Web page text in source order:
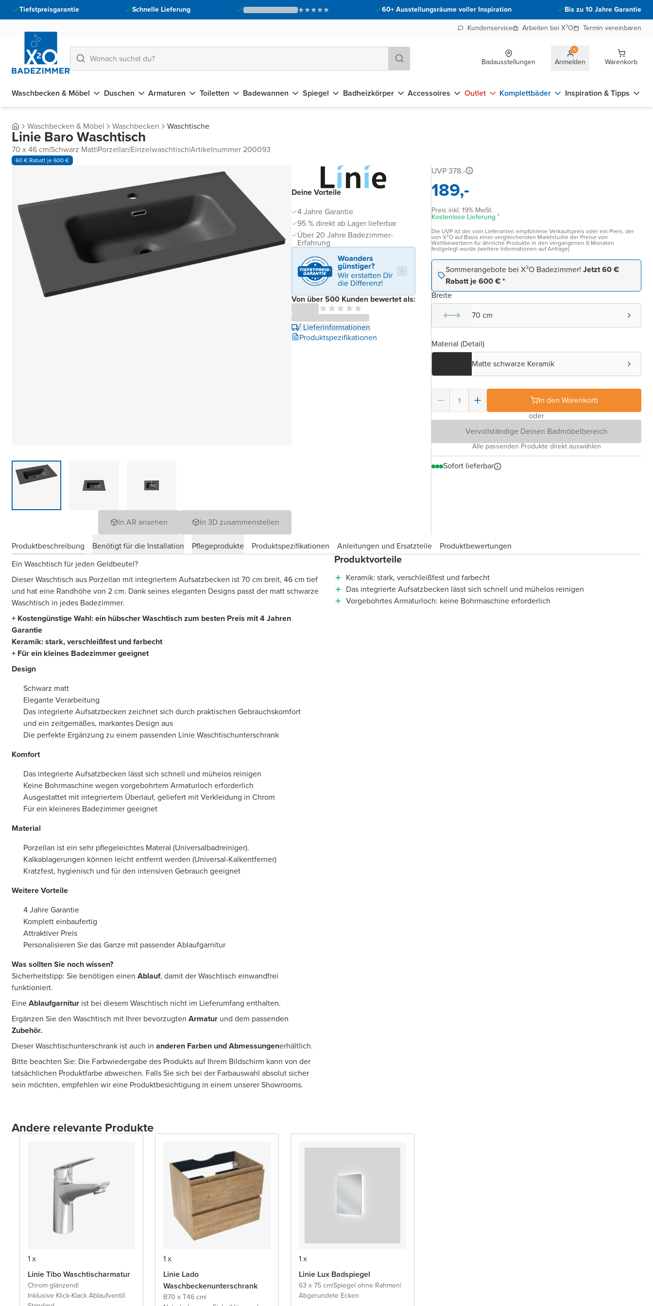
Tiefstpreisgarantie Schnelle Lieferung 60+ Ausstellungsräume voller Inspiration
Bis zu 10 Jahre Garantie
Kundenservice
Arbeiten bei X²O Termin vereinbaren
Badausstellungen Anmelden Warenkorb
Waschbecken & Möbel Duschen Armaturen Toiletten Badewannen Spiegel Badheizkörper Accessoires Outlet Komplettbäder Inspiration & Tipps
Waschbecken & Möbel Waschbecken Waschtische
Linie Baro Waschtisch
70 x 46 cm|Schwarz Matt|Porzellan|Einzelwaschtisch|Artikelnummer 200093
60 € Rabatt je 600 €
In AR ansehen In 3D zusammenstellen
Deine Vorteile
4 Jahre Garantie
95 % direkt ab Lager lieferbar
Über 20 Jahre Badezimmer-
Erfahrung
Von über 500 Kunden bewertet als:
¹ Lieferinformationen
Produktspezifikationen
UVP 378,-
189,-
Preis inkl. 19% MwSt.
Kostenlose Lieferung ¹
Die UVP ist der vom Lieferanten empfohlene Verkaufspreis oder ein Preis, der
von X²O auf Basis einer vergleichenden Marktstudie der Preise von
Wettbewerbern für ähnliche Produkte in den vergangenen 6 Monaten
festgelegt wurde (weitere Informationen auf Anfrage)
Sommerangebote bei X²O Badezimmer! Jetzt 60 €
Rabatt je 600 € *
Breite
70 cm
Material (Detail)
Matte schwarze Keramik
In den Warenkorb
oder
Vervollständige Deinen Badmöbelbereich
Alle passenden Produkte direkt auswählen
Sofort lieferbar
Produktbeschreibung Benötigt für die Installation Pflegeprodukte Produktspezifikationen Anleitungen und Ersatzteile
Produktbewertungen
Ein Waschtisch für jeden Geldbeutel?
Dieser Waschtisch aus Porzellan mit integriertem Aufsatzbecken ist 70 cm breit, 46 cm tief
und hat eine Randhöhe von 2 cm. Dank seines eleganten Designs passt der matt schwarze
Waschtisch in jedes Badezimmer.
+ Kostengünstige Wahl: ein hübscher Waschtisch zum besten Preis mit 4 Jahren
Garantie
Keramik: stark, verschleißfest und farbecht
+ Für ein kleines Badezimmer geeignet
Design
Schwarz matt
Elegante Verarbeitung
Das integrierte Aufsatzbecken zeichnet sich durch praktischen Gebrauchskomfort
und ein zeitgemäßes, markantes Design aus
Die perfekte Ergänzung zu einem passenden Linie Waschtischunterschrank
Komfort
Das integrierte Aufsatzbecken lässt sich schnell und mühelos reinigen
Keine Bohrmaschine wegen vorgebohrtem Armaturloch erforderlich
Ausgestattet mit integriertem Überlauf, geliefert mit Verkleidung in Chrom
Für ein kleineres Badezimmer geeignet
Material
Porzellan ist ein sehr pflegeleichtes Materal (Universalbadreiniger).
Kalkablagerungen können leicht entfernt werden (Universal-Kalkentferner)
Kratzfest, hygienisch und für den intensiven Gebrauch geeignet
Weitere Vorteile
4 Jahre Garantie
Komplett einbaufertig
Attraktiver Preis
Personalisieren Sie das Ganze mit passender Ablaufgarnitur
Was sollten Sie noch wissen?
Sicherheitstipp: Sie benötigen einen Ablauf, damit der Waschtisch einwandfrei
funktioniert.
EineAblaufgarnitur ist bei diesem Waschtisch nicht im Lieferumfang enthalten.
Ergänzen Sie den Waschtisch mit Ihrer bevorzugten Armatur und dem passenden
Zubehör.
Dieser Waschtischunterschrank ist auch in anderen Farben und Abmessungenerhältlich.
Bitte beachten Sie: Die Farbwiedergabe des Produkts auf Ihrem Bildschirm kann von der
tatsächlichen Produktfarbe abweichen. Falls Sie sich bei der Farbauswahl absolut sicher
sein möchten, empfehlen wir eine Produktbesichtigung in einem unserer Showrooms.
Produktvorteile
Keramik: stark, verschleißfest und farbecht
Das integrierte Aufsatzbecken lässt sich schnell und mühelos reinigen
Vorgebohrtes Armaturloch: keine Bohrmaschine erforderlich
Andere relevante Produkte
1 x
Linie Tibo Waschtischarmatur
Chrom glänzend|
Inklusive Klick-Klack Ablaufventil|
1 x
Linie Lado
Waschbeckenunterschrank
B70 x T46 cm|
1 x
Linie Lux Badspiegel
63 x 75 cm|Spiegel ohne Rahmen|
Abgerundete Ecken